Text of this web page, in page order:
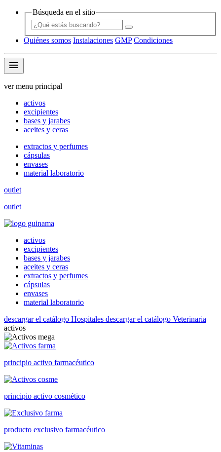
Búsqueda en el sitio
Quiénes somos Instalaciones GMP Condiciones
menu
ver menu principal
activos
excipientes
bases y jarabes
aceites y ceras
extractos y perfumes
cápsulas
envases
material laboratorio
outlet
outlet
activos
excipientes
bases y jarabes
aceites y ceras
extractos y perfumes
cápsulas
envases
material laboratorio
descargar el catálogo Hospitales descargar el catálogo Veterinaria
activos
principio activo farmacéutico
principio activo cosmético
producto exclusivo farmacéutico